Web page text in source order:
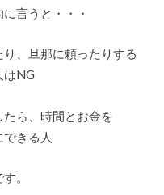
言うと・・・
、旦那に頼ったりする
はNG
ら、時間とお金を
きる人
。